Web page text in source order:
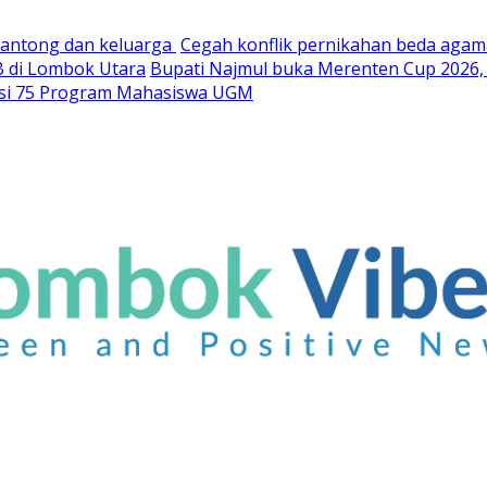
dan keluarga Cegah konflik pernikahan beda
di Lombok Utara Bupati Najmul buka Merenten Cup
75 Program Mahasiswa UGM